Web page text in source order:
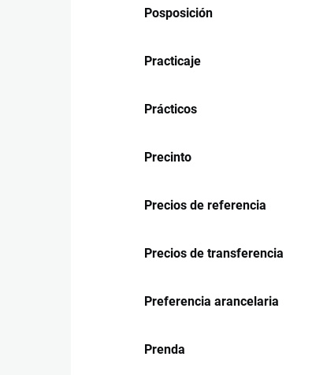
Posposición
Practicaje
Prácticos
Precinto
Precios de referencia
Precios de transferencia
Preferencia arancelaria
Prenda